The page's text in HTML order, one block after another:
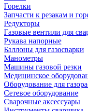
Горелки
Запчасти к резакам и
Редукторы
Газовые вентили для
Рукава напорные
Баллоны для газосварки
Манометры
Машины газовой резки
Медицинское
Оборудование для
Сетевое оборудование
Сварочные аксессуары